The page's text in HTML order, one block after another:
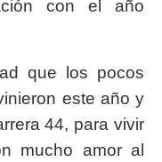
con el año
que los pocos
este año y
44, para vivir
mucho amor al